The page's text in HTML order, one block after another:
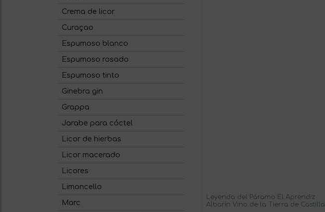
Crema de licor
Curaçao
Espumoso blanco
Espumoso rosado
Espumoso tinto
Ginebra gin
Grappa
Jarabe para cóctel
Licor de hierbas
Licor macerado
Licores
Limoncello
Marc
Leyenda del Páramo El Aprendiz
Albarín Vino de la Tierra de Castilla